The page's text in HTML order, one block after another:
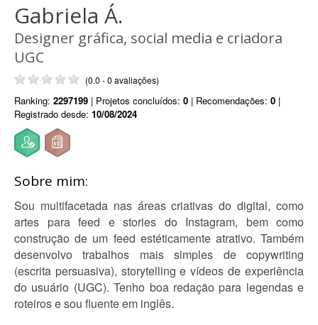
Gabriela Á.
Designer gráfica, social media e criadora
UGC
(0.0 - 0 avaliações)
Ranking: 2297199 | Projetos concluídos: 0 | Recomendações: 0 |
Registrado desde: 10/08/2024
Sobre mim:
Sou multifacetada nas áreas criativas do digital, como
artes para feed e stories do Instagram, bem como
construção de um feed estéticamente atrativo. Também
desenvolvo trabalhos mais simples de copywriting
(escrita persuasiva), storytelling e vídeos de experiência
do usuário (UGC). Tenho boa redação para legendas e
roteiros e sou fluente em inglês.